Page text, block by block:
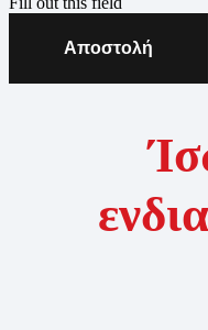
Αποστολή